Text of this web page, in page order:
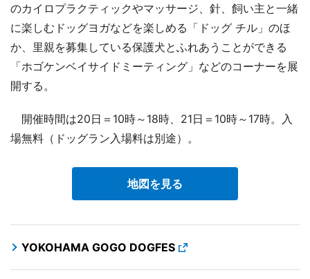
のカイロプラクティックやマッサージ、針、飼い主と一緒
に楽しむドッグヨガなどを楽しめる「ドッグ チル」のほ
か、里親を募集している保護犬とふれあうことができる
「ホゴケンベイサイドミーティング」などのコーナーを展
開する。
開催時間は20日＝10時～18時、21日＝10時～17時。入
場無料（ドッグラン入場料は別途）。
地図を見る
YOKOHAMA GOGO DOGFES